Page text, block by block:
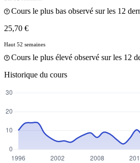
Cours le plus bas observé sur les 12
25,70 €
Haut 52 semaines
Cours le plus élevé observé sur les 12
Historique du cours